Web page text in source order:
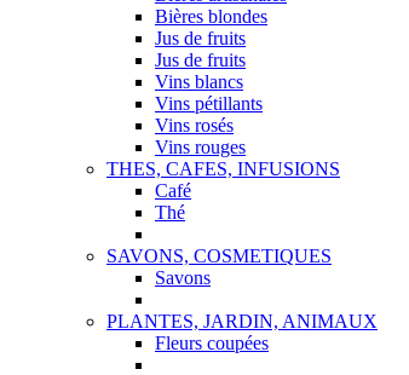
Bières blondes
Jus de fruits
Jus de fruits
Vins blancs
Vins pétillants
Vins rosés
Vins rouges
THES, CAFES, INFUSIONS
Café
Thé
SAVONS, COSMETIQUES
Savons
PLANTES, JARDIN, ANIMAUX
Fleurs coupées